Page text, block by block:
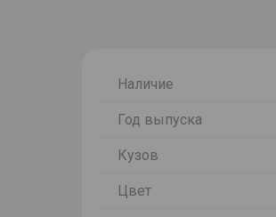
Наличие
Год выпуска
Кузов
Цвет